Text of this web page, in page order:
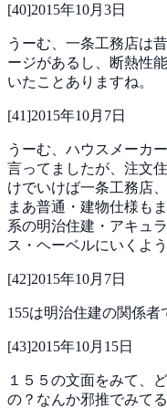
[40]2015年10月3日
うーむ、一条工務店は
ージがあるし、断熱性
いたことありますね。
[41]2015年10月7日
うーむ、ハウスメーカ
言ってましたが、注文
けでいけば一条工務店
まあ普通・建物仕様も
系の明治住建・アキュ
ス・ヘーベルにいくよ
[42]2015年10月7日
155は明治住建の関係者
[43]2015年10月15日
１５５の文面をみて、
の？なんか邪推でみて